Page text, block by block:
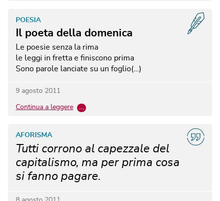
Il poeta della domenica
POESIA
Le poesie senza la rima
le leggi in fretta e finiscono prima
Sono parole lanciate su un foglio(…)
9 agosto 2011
Continua a leggere …
Tutti corrono al capezzale del
capitalismo, ma per prima cosa
si fanno pagare.
AFORISMA